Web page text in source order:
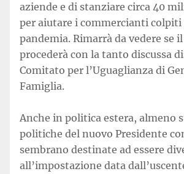
aziende e di stanziare circa 40
per aiutare i commercianti colpiti
pandemia. Rimarrà da vedere se
procederà con la tanto discussa
Comitato per l’Uguaglianza di
Famiglia.
Anche in politica estera, almeno
politiche del nuovo Presidente
sembrano destinate ad essere
all’impostazione data